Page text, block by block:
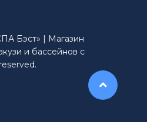
Бэст» | Магазин
и бассейнов с
reserved.